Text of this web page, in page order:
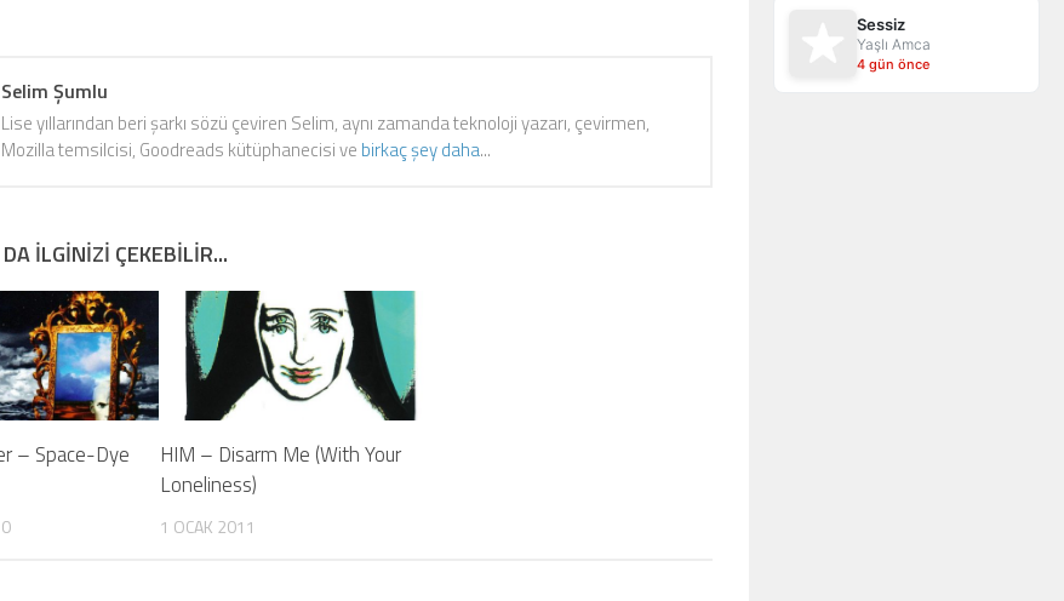
Selim Şumlu
Lise yıllarından beri şarkı sözü çeviren Selim, aynı zamanda teknoloji yazarı, çevirmen,
Mozilla temsilcisi, Goodreads kütüphanecisi ve birkaç şey daha...
ILGINIZI ÇEKEBILIR...
– Space-Dye
HIM – Disarm Me (With Your
Loneliness)
1 OCAK 2011
Sessiz
Yaşlı Amca
4 gün önce